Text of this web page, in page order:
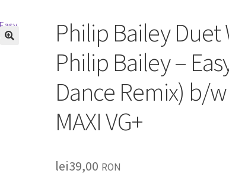
Philip Bailey
Philip Bailey –
Dance Remix) b/
MAXI VG+
lei39,00 RON